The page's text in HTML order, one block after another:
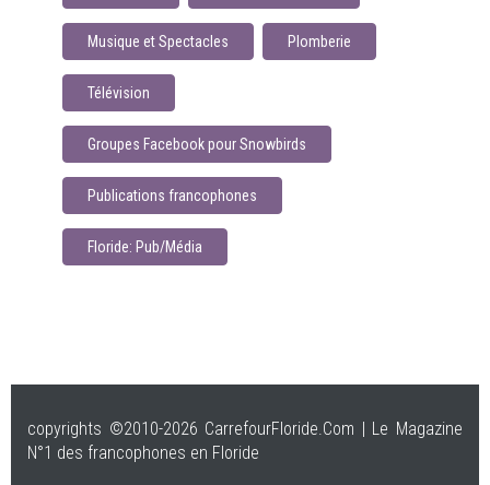
Musique et Spectacles Plomberie
Télévision
Groupes Facebook pour Snowbirds
Publications francophones
Floride: Pub/Média
copyrights ©2010-2026 CarrefourFloride.Com | Le Magazine
N°1 des francophones en Floride